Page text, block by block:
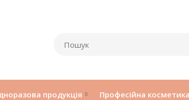
продукція Професійна косметика